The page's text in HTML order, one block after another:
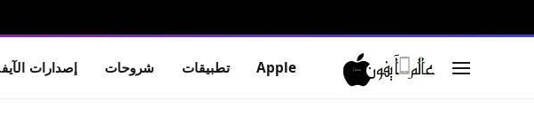
Apple تطبيقات شروحات إصدارات